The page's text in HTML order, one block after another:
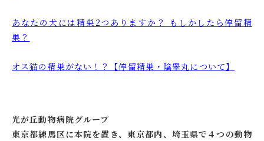
あなたの犬には精巣2つありますか？ もしかしたら停留精
巣？
オス猫の精巣がない！？【停留精巣・陰睾丸について】
光が丘動物病院グループ
東京都練馬区に本院を置き、東京都内、埼玉県で４つの動物